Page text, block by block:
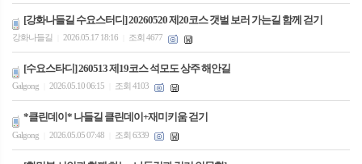
[강화나들길 수요스터디] 20260520 제20코스 갯벌 보러 가는길 함께 걷기
강화나들길 2026.05.17 18:16 조회 4677
[수요스타디] 260513 제19코스 석모도 상주 해안길
Galgong 2026.05.10 06:15 조회 4103
*클린데이* 나들길 클린데이+재미키움 걷기
Galgong 2026.05.05 07:48 조회 6339